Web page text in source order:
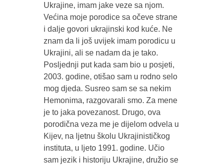
Ukrajine, imam jake veze sa njom.
Većina moje porodice sa očeve strane
i dalje govori ukrajinski kod kuće. Ne
znam da li još uvijek imam porodicu u
Ukrajini, ali se nadam da je tako.
Posljednji put kada sam bio u posjeti,
2003. godine, otišao sam u rodno selo
mog djeda. Susreo sam se sa nekim
Hemonima, razgovarali smo. Za mene
je to jaka povezanost. Drugo, ova
porodična veza me je dijelom odvela u
Kijev, na ljetnu školu Ukrajinističkog
instituta, u ljeto 1991. godine. Učio
sam jezik i historiju Ukrajine, družio se